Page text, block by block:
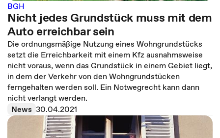
BGH
Nicht jedes Grundstück muss mit dem
Auto erreichbar sein
Die ordnungsmäßige Nutzung eines Wohngrundstücks
setzt die Erreichbarkeit mit einem Kfz ausnahmsweise
nicht voraus, wenn das Grundstück in einem Gebiet liegt,
in dem der Verkehr von den Wohngrundstücken
ferngehalten werden soll. Ein Notwegrecht kann dann
nicht verlangt werden.
News 30.04.2021